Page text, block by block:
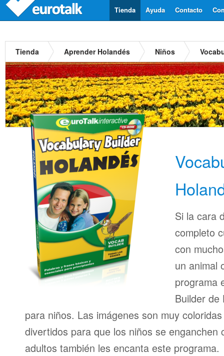
Contacto
Ayuda
Tienda
Tienda Aprender Holandés Niños
Si la cara
completo
con
un animal
programa
Builder de
para niños. Las imágenes son muy
divertidos para que los niños se enganchen
adultos también les encanta este programa.